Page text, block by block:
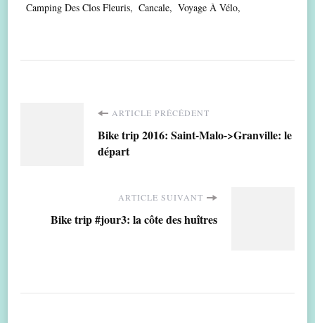
Camping Des Clos Fleuris
Cancale Voyage À Vélo
Navigation
d'article
ARTICLE PRÉCÉDENT
Bike trip 2016: Saint-Malo->Granville: le
départ
ARTICLE SUIVANT
Bike trip #jour3: la côte des huîtres